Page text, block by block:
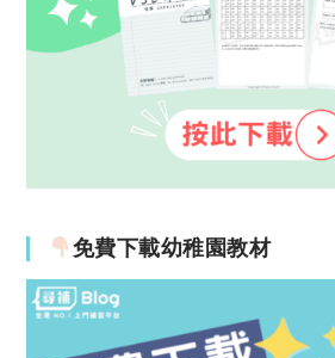
免費下載幼稚園教材